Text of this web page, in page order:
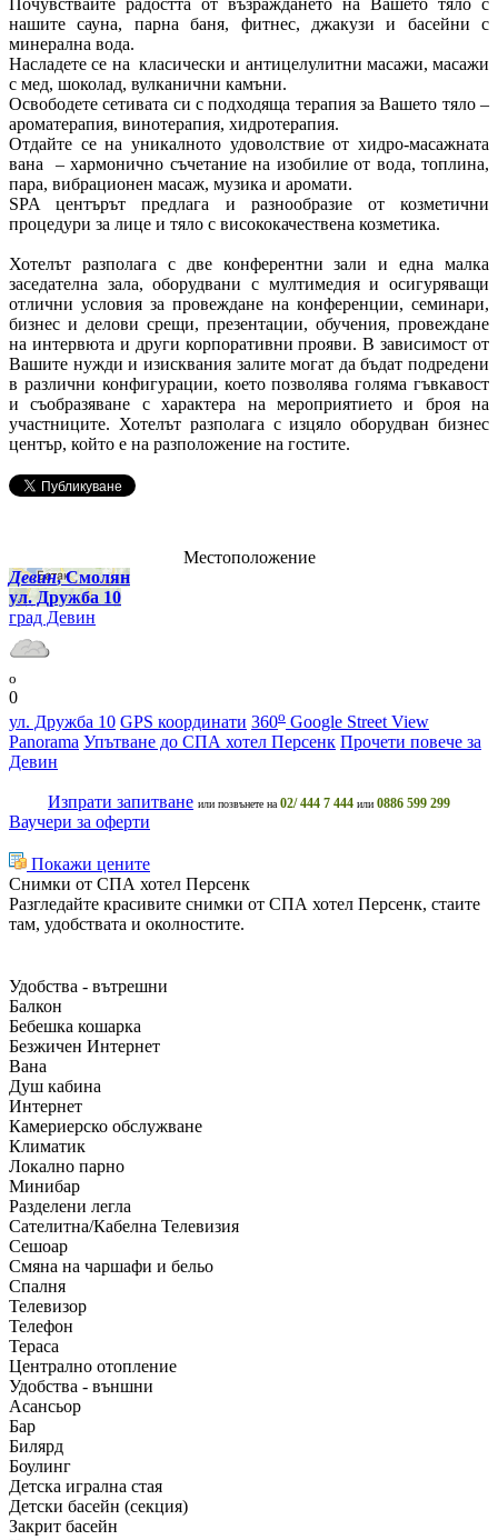
нашите сауна, парна баня, фитнес, джакузи и басейни с
минерална вода.
Насладете се на класически и антицелулитни масажи, масажи
с мед, шоколад, вулканични камъни.
Освободете сетивата си с подходяща терапия за Вашето тяло –
ароматерапия, винотерапия, хидротерапия.
Отдайте се на уникалното удоволствие от хидро-масажната
вана – хармонично съчетание на изобилие от вода, топлина,
пара, вибрационен масаж, музика и аромати.
SPA центърът предлага и разнообразие от козметични
процедури за лице и тяло с висококачествена козметика.
Хотелът разполага с две конферентни зали и една малка
заседателна зала, оборудвани с мултимедия и осигуряващи
отлични условия за провеждане на конференции, семинари,
бизнес и делови срещи, презентации, обучения, провеждане
на интервюта и други корпоративни прояви. В зависимост от
Вашите нужди и изисквания залите могат да бъдат подредени
в различни конфигурации, което позволява голяма гъвкавост
и съобразяване с характера на мероприятието и броя на
участниците. Хотелът разполага с изцяло оборудван бизнес
център, който е на разположение на гостите.
Местоположение
Девин, Смолян
ул. Дружба 10
град Девин
o
0
ул. Дружба 10 GPS координати 360o Google Street View
Panorama Упътване до СПА хотел Персенк Прочети повече за
Девин
Изпрати запитване или позвънете на 02/ 444 7 444 или 0886 599 299
Ваучери за оферти
Покажи цените
Снимки от СПА хотел Персенк
Разгледайте красивите снимки от СПА хотел Персенк, стаите
там, удобствата и околностите.
Удобства - вътрешни
Балкон
Бебешка кошарка
Безжичен Интернет
Вана
Душ кабина
Интернет
Камериерско обслужване
Климатик
Локално парно
Минибар
Разделени легла
Сателитна/Кабелна Телевизия
Сешоар
Смяна на чаршафи и бельо
Спалня
Телевизор
Телефон
Тераса
Централно отопление
Удобства - външни
Асансьор
Бар
Билярд
Боулинг
Детска игрална стая
Детски басейн (секция)
Закрит басейн